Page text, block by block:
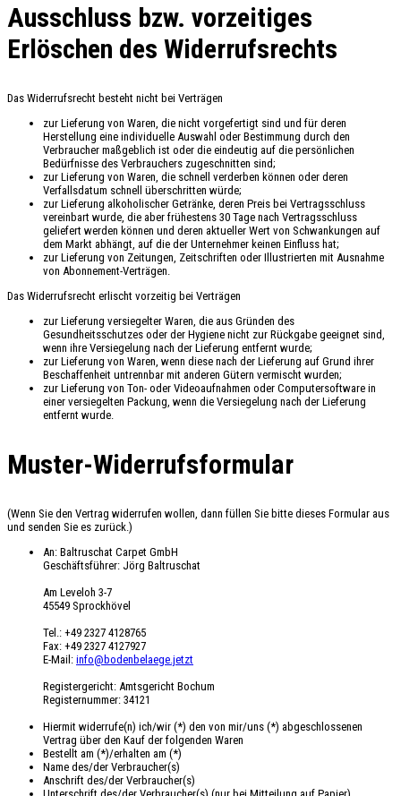
Ausschluss bzw. vorzeitiges
Erlöschen des Widerrufsrechts
Das Widerrufsrecht besteht nicht bei Verträgen
zur Lieferung von Waren, die nicht vorgefertigt sind und für deren
Herstellung eine individuelle Auswahl oder Bestimmung durch den
Verbraucher maßgeblich ist oder die eindeutig auf die persönlichen
Bedürfnisse des Verbrauchers zugeschnitten sind;
zur Lieferung von Waren, die schnell verderben können oder deren
Verfallsdatum schnell überschritten würde;
zur Lieferung alkoholischer Getränke, deren Preis bei Vertragsschluss
vereinbart wurde, die aber frühestens 30 Tage nach Vertragsschluss
geliefert werden können und deren aktueller Wert von Schwankungen auf
dem Markt abhängt, auf die der Unternehmer keinen Einfluss hat;
zur Lieferung von Zeitungen, Zeitschriften oder Illustrierten mit Ausnahme
von Abonnement-Verträgen.
Das Widerrufsrecht erlischt vorzeitig bei Verträgen
zur Lieferung versiegelter Waren, die aus Gründen des
Gesundheitsschutzes oder der Hygiene nicht zur Rückgabe geeignet sind,
wenn ihre Versiegelung nach der Lieferung entfernt wurde;
zur Lieferung von Waren, wenn diese nach der Lieferung auf Grund ihrer
Beschaffenheit untrennbar mit anderen Gütern vermischt wurden;
zur Lieferung von Ton- oder Videoaufnahmen oder Computersoftware in
einer versiegelten Packung, wenn die Versiegelung nach der Lieferung
entfernt wurde.
Muster-Widerrufsformular
(Wenn Sie den Vertrag widerrufen wollen, dann füllen Sie bitte dieses Formular aus
und senden Sie es zurück.)
An: Baltruschat Carpet GmbH
Geschäftsführer: Jörg Baltruschat
Am Leveloh 3-7
45549 Sprockhövel
Tel.: +49 2327 4128765
Fax: +49 2327 4127927
E-Mail: info@bodenbelaege.jetzt
Registergericht: Amtsgericht Bochum
Registernummer: 34121
Hiermit widerrufe(n) ich/wir (*) den von mir/uns (*) abgeschlossenen
Vertrag über den Kauf der folgenden Waren
Bestellt am (*)/erhalten am (*)
Name des/der Verbraucher(s)
Anschrift des/der Verbraucher(s)